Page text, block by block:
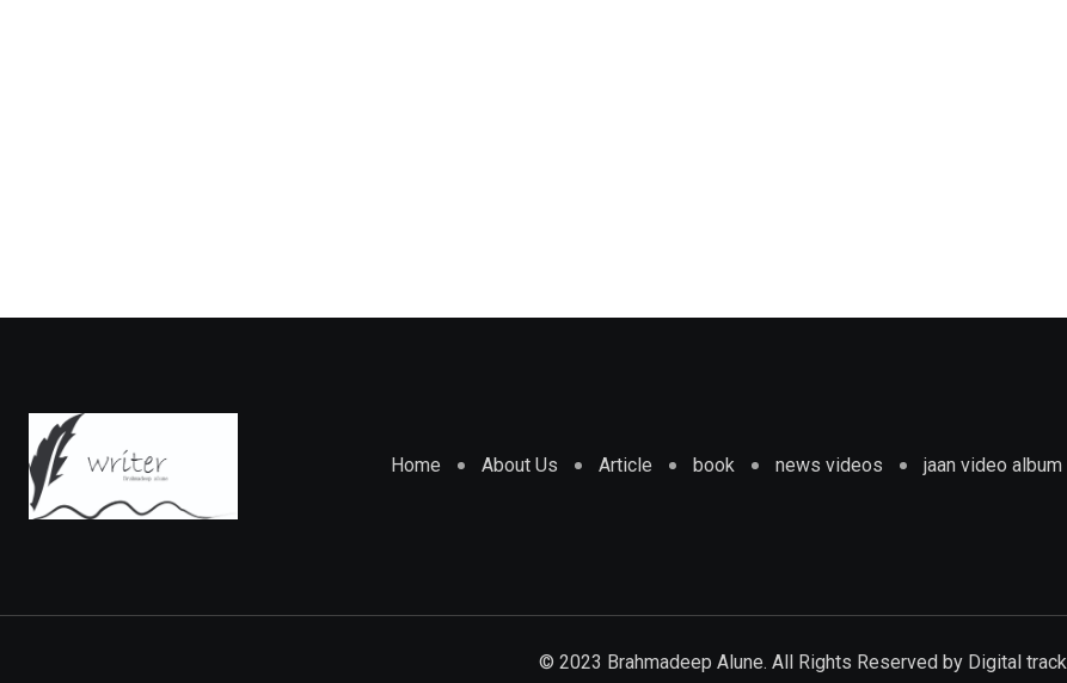
Home About Us Article book news videos jaan video album
© 2023 Brahmadeep Alune. All Rights Reserved by Digital track